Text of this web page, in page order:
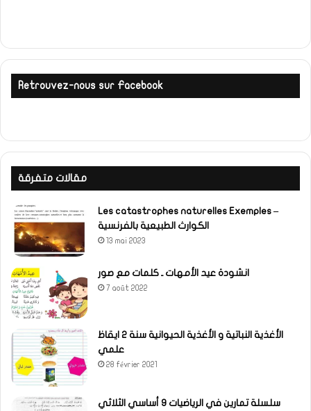
Retrouvez-nous sur Facebook
مقالات متفرقة
Les catastrophes naturelles Exemples –
الكوارث الطبيعية بالفرنسية
13 mai 2023
انشودة عيد الأمهات ـ كلمات مع صور
7 août 2022
الأغذية النباتية و الأغذية الحيوانية سنة 2 ايقاظ
علمي
28 février 2021
سلسلة تمارين في الرياضيات 9 أساسي الثلاثي